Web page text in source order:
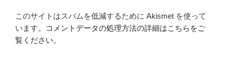
このサイトはスパムを低減するために Akismet を使って
います。
コメントデータの処理方法の詳細はこちらをご
覧ください。